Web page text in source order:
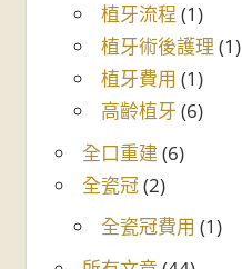
植牙流程 (1)
植牙術後護理 (1)
植牙費用 (1)
高齡植牙 (6)
全口重建 (6)
全瓷冠(2)
全瓷冠費用 (1)